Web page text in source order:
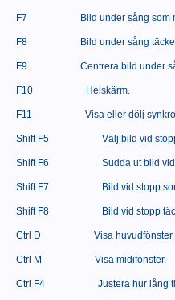
F7 Bild under sång som
F8 Bild under sång
F9 Centrera bild under
F10 Helskärm.
F11 Visa eller dölj
Shift F5 Välj bild vid
Shift F6 Sudda ut bild
Shift F7 Bild vid stopp
Shift F8 Bild vid stopp
Ctrl D Visa huvudfönster.
Ctrl M Visa midifönster.
Ctrl F4 Justera hur lång